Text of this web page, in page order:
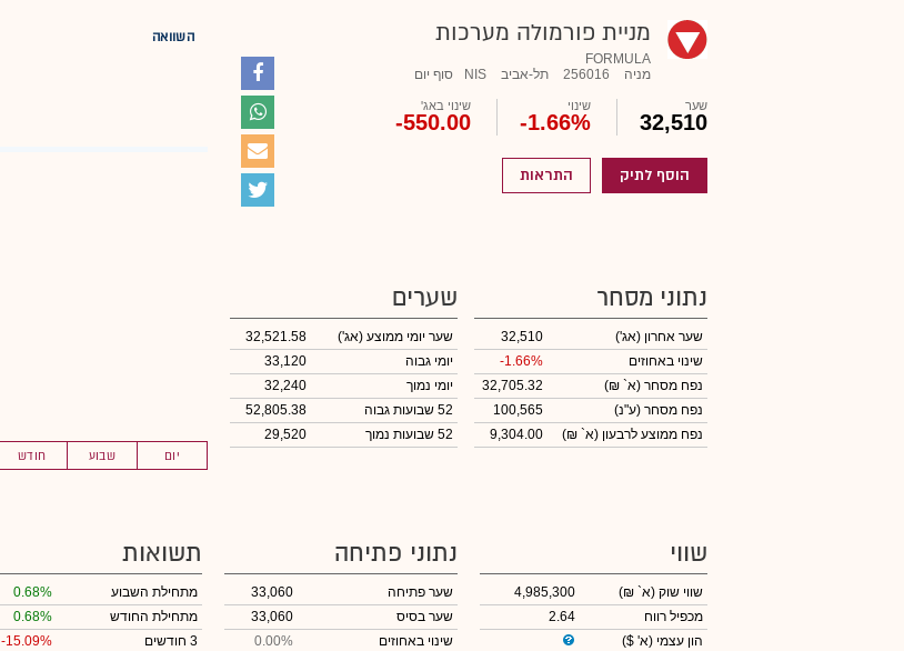
מניית פורמולה מערכות
FORMULA
מניה
256016 תל-אביב NIS סוף יום
שער
32,510
שינוי
-1.66%
שינוי באג'
-550.00
הוסף לתיק התראות
השוואה
יום שבוע חודש
נתוני מסחר
שער אחרון (אג')
32,510
שינוי באחוזים
-1.66%
נפח מסחר (א` ₪)
32,705.32
נפח מסחר (ע"נ)
100,565
נפח ממוצע לרבעון (א` ₪)
9,304.00
שערים
שער יומי ממוצע (אג')
32,521.58
יומי גבוה
33,120
יומי נמוך
32,240
52 שבועות גבוה
52,805.38
52 שבועות נמוך
29,520
שווי
שווי שוק (א` ₪)
4,985,300
מכפיל רווח
2.64
הון עצמי (א' $)
נתוני פתיחה
שער פתיחה
33,060
שער בסיס
33,060
שינוי באחוזים
0.00%
תשואות
מתחילת השבוע
0.68%
מתחילת החודש
0.68%
3 חודשים
-15.09%